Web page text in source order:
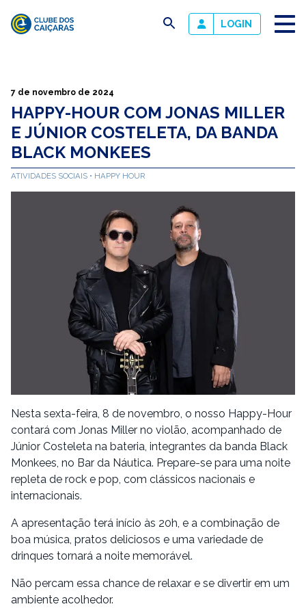
Caiçaras
busca LOGIN
7 de novembro de 2024
HAPPY-HOUR COM JONAS MILLER
E JÚNIOR COSTELETA, DA BANDA
BLACK MONKEES
ATIVIDADES SOCIAIS HAPPY HOUR
Nesta sexta-feira, 8 de novembro, o nosso Happy-Hour
contará com Jonas Miller no violão, acompanhado de
Júnior Costeleta na bateria, integrantes da banda Black
Monkees, no Bar da Náutica. Prepare-se para uma noite
repleta de rock e pop, com clássicos nacionais e
internacionais.
A apresentação terá início às 20h, e a combinação de
boa música, pratos deliciosos e uma variedade de
drinques tornará a noite memorável.
Não percam essa chance de relaxar e se divertir em um
ambiente acolhedor.